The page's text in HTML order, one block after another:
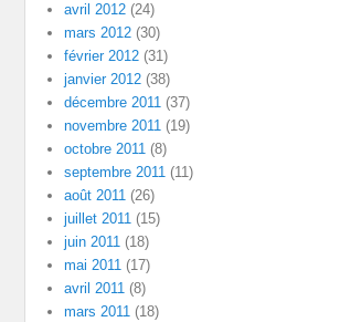
avril 2012 (24)
mars 2012 (30)
février 2012 (31)
janvier 2012 (38)
décembre 2011 (37)
novembre 2011 (19)
octobre 2011 (8)
septembre 2011 (11)
août 2011 (26)
juillet 2011 (15)
juin 2011 (18)
mai 2011 (17)
avril 2011 (8)
mars 2011 (18)